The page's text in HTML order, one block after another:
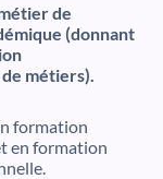
de
(donnant
métiers).
formation
en formation